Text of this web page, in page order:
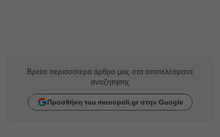
Βρείτε περισσότερα άρθρα μας στα αποτελέσματα
αναζητησης
Προσθήκη του monopoli.gr στην Google